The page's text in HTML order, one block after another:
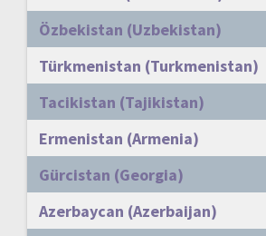
Özbekistan (Uzbekistan)
Türkmenistan (Turkmenistan)
Tacikistan (Tajikistan)
Ermenistan (Armenia)
Gürcistan (Georgia)
Azerbaycan (Azerbaijan)